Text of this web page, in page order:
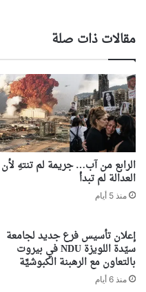
مقالات ذات صلة
الرابع من آب… جريمة لم تنتهِ لأن
العدالة لم تبدأ
منذ 5 أيام
إعلان تأسيس فرع جديد لجامعة
سيّدة اللويزة NDU في بيروت
بالتعاون مع الرهبنة الكبوشيَّة
منذ 6 أيام